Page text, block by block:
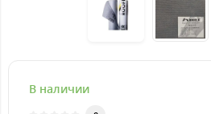
В наличии